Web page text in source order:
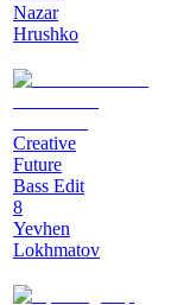
Nazar
Hrushko
Creative
Future
Bass Edit
8
Yevhen
Lokhmatov